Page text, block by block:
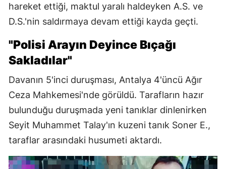
hareket ettiği, maktul yaralı haldeyken A.S. ve
D.S.'nin saldırmaya devam ettiği kayda geçti.
"Polisi Arayın Deyince Bıçağı
Sakladılar"
Davanın 5'inci duruşması, Antalya 4'üncü Ağır
Ceza Mahkemesi'nde görüldü. Tarafların hazır
bulunduğu duruşmada yeni tanıklar dinlenirken
Seyit Muhammet Talay'ın kuzeni tanık Soner E.,
taraflar arasındaki husumeti aktardı.